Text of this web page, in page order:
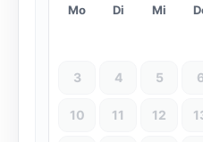
Mo Di Mi
3 4 5
10 11 12